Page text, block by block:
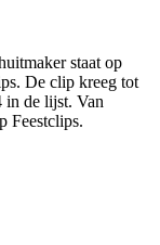
staat op
De clip kreeg tot
in de lijst. Van
Feestclips.